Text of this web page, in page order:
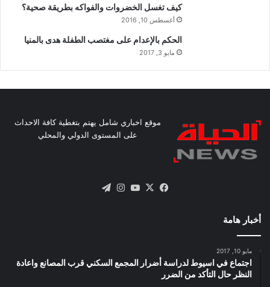
كيف تغسل الخضروات والفواكه بطريقة صحية؟
أغسطس 10, 2016
الحكم بالإعدام على مغتصب الطفلة هدى بالمنيا
مايو 3, 2017
موقع اخباري شامل يهتم بتغطية كافة الاحداث
على المستوى الدولي والمحلي
فيسبوك
X يوتيوبانستقرام
أخبار هامة
مايو 10, 2017
اجتماع في اسيوط لدراسة أضرار المجمع السكني قرب المصانع واعادة
النظر حال التأكد من الضرر